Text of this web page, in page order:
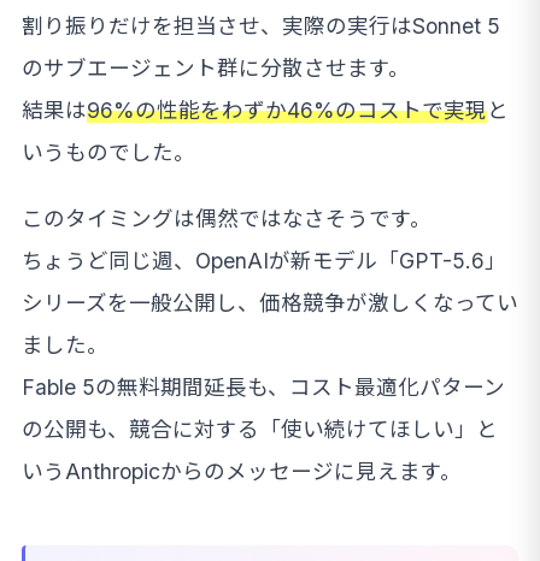
割り振りだけを担当させ、実際の実行はSonnet 5
のサブエージェント群に分散させます。
結果は96%の性能をわずか46%のコストで実現と
いうものでした。
このタイミングは偶然ではなさそうです。
ちょうど同じ週、OpenAIが新モデル「GPT-5.6」
シリーズを一般公開し、価格競争が激しくなってい
ました。
Fable 5の無料期間延長も、コスト最適化パターン
の公開も、競合に対する「使い続けてほしい」と
いうAnthropicからのメッセージに見えます。